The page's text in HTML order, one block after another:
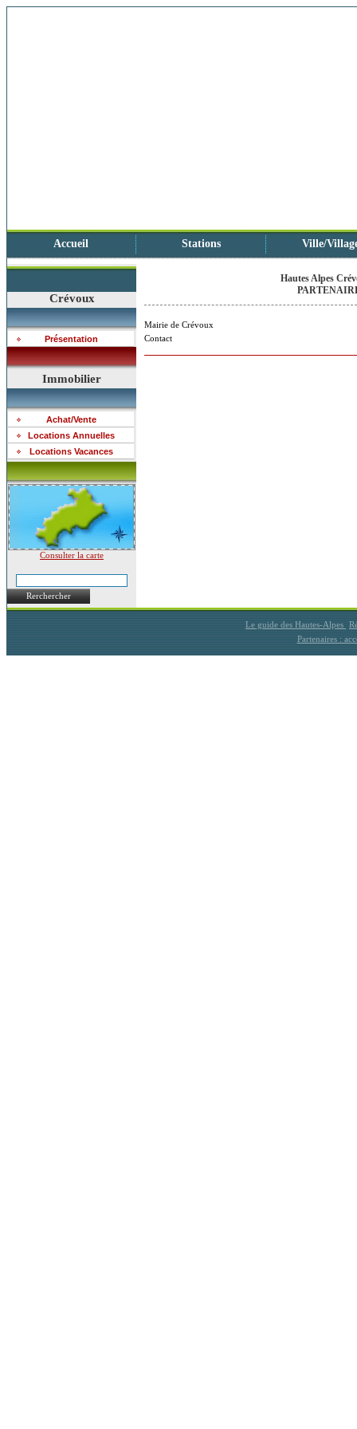
Accueil Stations Ville/
Crévoux
Présentation
Immobilier
Achat/Vente
Locations Annuelles
Locations Vacances
Consulter la carte
Rerchercher
Hautes Alpes
Mairie de Crévoux
Contact
Le guide des Hautes-Alpes
Partenaires :